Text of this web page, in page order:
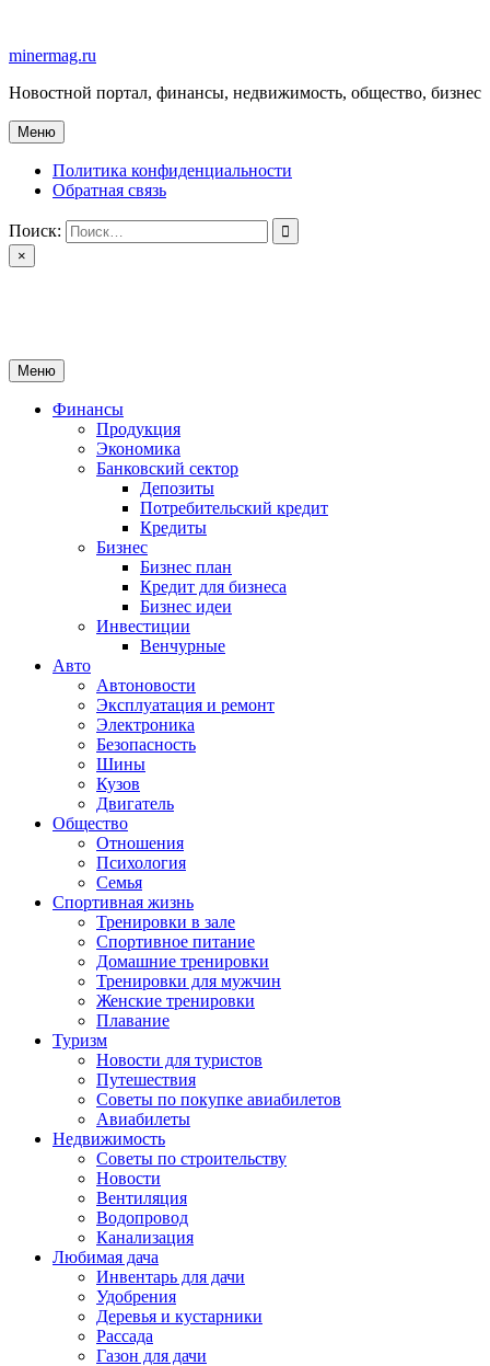
содержимому
minermag.ru
Новостной портал, финансы, недвижимость, общество, бизнес
Меню
Политика конфиденциальности
Обратная связь
Поиск:
×
Меню
Финансы
Продукция
Экономика
Банковский сектор
Депозиты
Потребительский кредит
Кредиты
Бизнес
Бизнес план
Кредит для бизнеса
Бизнес идеи
Инвестиции
Венчурные
Авто
Автоновости
Эксплуатация и ремонт
Электроника
Безопасность
Шины
Кузов
Двигатель
Общество
Отношения
Психология
Семья
Спортивная жизнь
Тренировки в зале
Спортивное питание
Домашние тренировки
Тренировки для мужчин
Женские тренировки
Плавание
Туризм
Новости для туристов
Путешествия
Советы по покупке авиабилетов
Авиабилеты
Недвижимость
Советы по строительству
Новости
Вентиляция
Водопровод
Канализация
Любимая дача
Инвентарь для дачи
Удобрения
Деревья и кустарники
Рассада
Газон для дачи